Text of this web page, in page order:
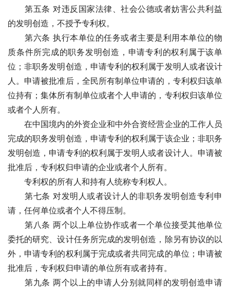
第五条 对违反国家法律、社会公德或者妨害公共利益
的发明创造，不授予专利权。
第六条 执行本单位的任务或者主要是利用本单位的物
质条件所完成的职务发明创造，申请专利的权利属于该单
位；非职务发明创造，申请专利的权利属于发明人或者设计
人。申请被批准后，全民所有制单位申请的，专利权归该单
位持有；集体所有制单位或者个人申请的，专利权归该单位
或者个人所有。
在中国境内的外资企业和中外合资经营企业的工作人员
完成的职务发明创造，申请专利的权利属于该企业；非职务
发明创造，申请专利的权利属于发明人或者设计人。申请被
批准后，专利权归申请的企业或者个人所有。
专利权的所有人和持有人统称专利权人。
第七条 对发明人或者设计人的非职务发明创造专利申
请，任何单位或者个人不得压制。
第八条 两个以上单位协作或者一个单位接受其他单位
委托的研究、设计任务所完成的发明创造，除另有协议的以
外，申请专利的权利属于完成或者共同完成的单位；申请被
批准后，专利权归申请的单位所有或者持有。
第九条 两个以上的申请人分别就同样的发明创造申请